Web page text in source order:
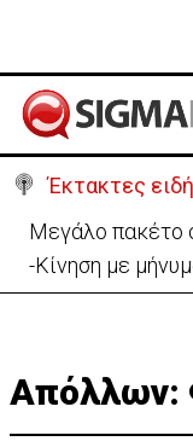
Έκτακτες
Μεγάλο πακέτο
-Κίνηση με
Απόλλων: